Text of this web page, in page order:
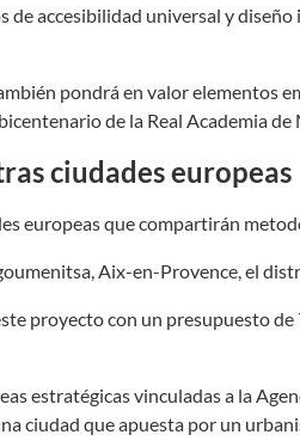
accesibilidad universal y diseño
pondrá en valor elementos
de la Real Academia de
ciudades europeas
europeas que compartirán
Aix-en-Provence, el
proyecto con un presupuesto
estratégicas vinculadas a la
ciudad que apuesta por un